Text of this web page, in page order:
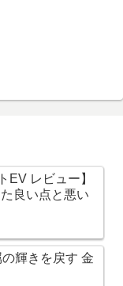
EV レビュー】
良い点と悪い
輝きを戻す 金